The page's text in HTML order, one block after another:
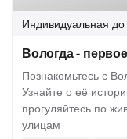
Индивидуальная до
Вологда -
Познакомьтесь с
Узнайте о её
прогуляйтесь по
улицам